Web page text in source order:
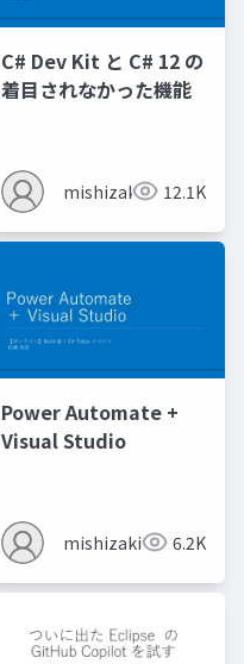
C# Dev Kit と C# 12 の
着目されなかった機能
mishizaki 12.1K
Power Automate +
Visual Studio
mishizaki 6.2K